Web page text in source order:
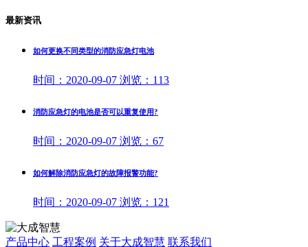
最新资讯
如何更换不同类型的消防应急灯电池
时间： 2020-09-07 浏览： 113
消防应急灯的电池是否可以重复使用?
时间： 2020-09-07 浏览： 67
如何解除消防应急灯的故障报警功能?
时间： 2020-09-07 浏览： 121
产品中心 工程案例 关于大成智慧 联系我们